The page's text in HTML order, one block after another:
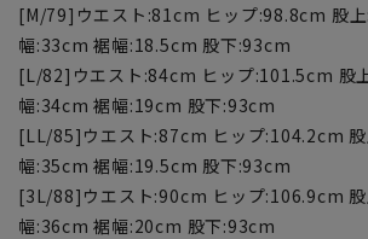
[M/79]ウエスト:81cm ヒップ:98.8cm 股
幅:33cm 裾幅:18.5cm 股下:93cm
[L/82]ウエスト:84cm ヒップ:101.5cm 股
幅:34cm 裾幅:19cm 股下:93cm
[LL/85]ウエスト:87cm ヒップ:104.2cm
幅:35cm 裾幅:19.5cm 股下:93cm
[3L/88]ウエスト:90cm ヒップ:106.9cm
幅:36cm 裾幅:20cm 股下:93cm